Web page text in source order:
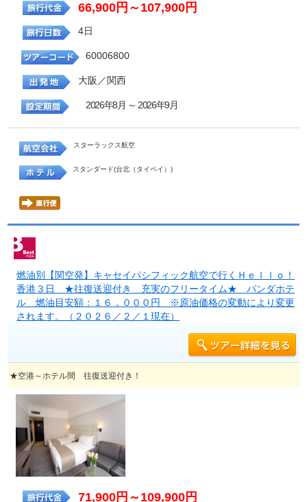
66,900円～107,900円
4日
60006800
大阪／関西
2026年8月 ～ 2026年9月
スターラックス航空
スタンダード(台北（タイペイ）)
燃油別【関空発】キャセイパシフィック航空で行くＨｅｌｌｏ！
香港３日 ★往復送迎付き 充実のフリータイム★ パンダホテ
ル 燃油目安額：１６，０００円 ※原油価格の変動により変更
されます。（２０２６／２／１現在）
★空港～ホテル間 往復送迎付き！
71,900円～109,900円